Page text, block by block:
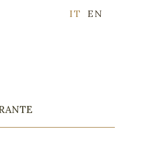
IT EN